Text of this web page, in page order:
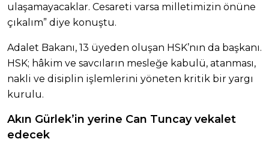
ulaşamayacaklar. Cesareti varsa milletimizin önüne
çıkalım” diye konuştu.
Adalet Bakanı, 13 üyeden oluşan HSK’nın da başkanı.
HSK; hâkim ve savcıların mesleğe kabulü, atanması,
nakli ve disiplin işlemlerini yöneten kritik bir yargı
kurulu.
Akın Gürlek’in yerine Can Tuncay vekalet
edecek